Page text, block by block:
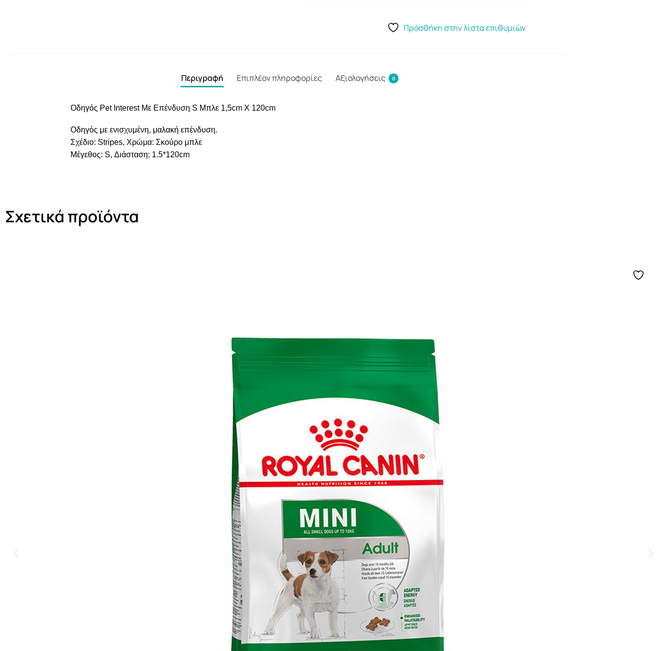
Πρόσθήκη στην λίστα επιθυμιών
Περιγραφή Επιπλέον πληροφορίες Αξιολογήσεις 0
Οδηγός Pet Interest Με Επένδυση S Μπλε 1,5cm X 120cm
Οδηγός με ενισχυμένη, μαλακή επένδυση.
Σχέδιο: Stripes, Χρώμα: Σκούρο μπλε
Μέγεθος: S, Διάσταση: 1.5*120cm
Σχετικά προϊόντα